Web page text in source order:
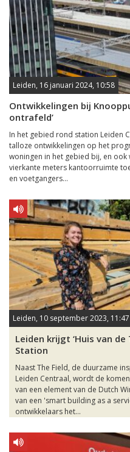
Leiden, 16 januari 2024, 10:58
Ontwikkelingen bij
ontrafeld’
In het gebied rond station Leiden
talloze ontwikkelingen op het
woningen in het gebied bij, en
vierkante meters kantoorruimte
en voetgangers...
Leiden, 10 september 2023, 11:47
Leiden krijgt ‘Huis van
Station
Naast The Field, de duurzame
Leiden Centraal, wordt de
van een element van de Dutch
van een 'smart building as a
ontwikkelaars het...